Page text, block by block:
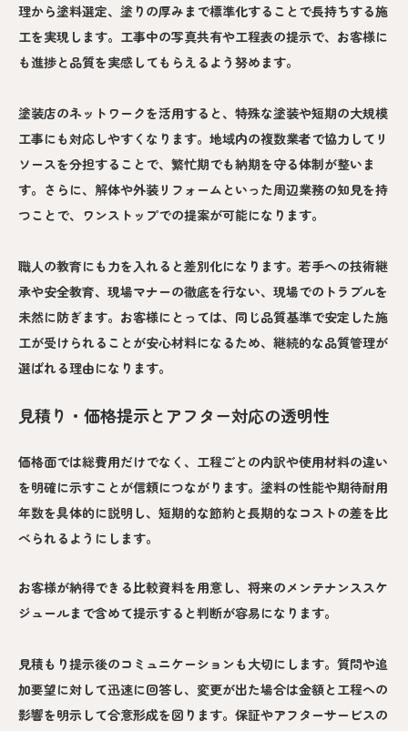
理から塗料選定、塗りの厚みまで標準化することで長持ちする施
工を実現します。工事中の写真共有や工程表の提示で、お客様に
も進捗と品質を実感してもらえるよう努めます。
塗装店のネットワークを活用すると、特殊な塗装や短期の大規模
工事にも対応しやすくなります。地域内の複数業者で協力してリ
ソースを分担することで、繁忙期でも納期を守る体制が整いま
す。さらに、解体や外装リフォームといった周辺業務の知見を持
つことで、ワンストップでの提案が可能になります。
職人の教育にも力を入れると差別化になります。若手への技術継
承や安全教育、現場マナーの徹底を行ない、現場でのトラブルを
未然に防ぎます。お客様にとっては、同じ品質基準で安定した施
工が受けられることが安心材料になるため、継続的な品質管理が
選ばれる理由になります。
見積り・価格提示とアフター対応の透明性
価格面では総費用だけでなく、工程ごとの内訳や使用材料の違い
を明確に示すことが信頼につながります。塗料の性能や期待耐用
年数を具体的に説明し、短期的な節約と長期的なコストの差を比
べられるようにします。
お客様が納得できる比較資料を用意し、将来のメンテナンススケ
ジュールまで含めて提示すると判断が容易になります。
見積もり提示後のコミュニケーションも大切にします。質問や追
加要望に対して迅速に回答し、変更が出た場合は金額と工程への
影響を明示して合意形成を図ります。保証やアフターサービスの